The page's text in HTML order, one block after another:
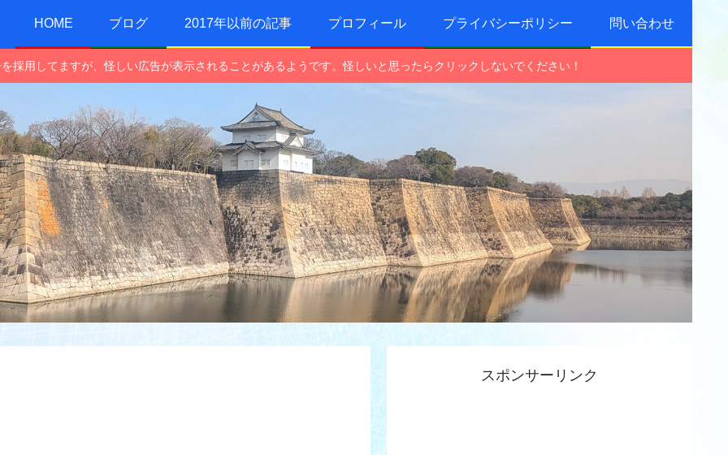
HOME ブログ 2017年以前の記事 プロフィール プライバシーポリシー 問い合わせ
採用してますが、怪しい広告が表示されることがあるようです。怪しいと思ったらクリックしないでください！
スポンサーリンク